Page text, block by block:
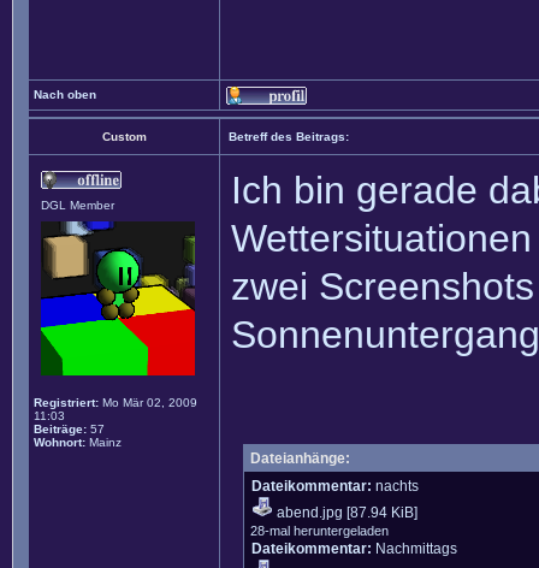
Nach oben
Custom Betreff des Beitrags:
DGL Member
Registriert: Mo Mär 02, 2009
11:03
Beiträge: 57
Wohnort: Mainz
Ich bin gerade
zwei
Dateianhänge:
Dateikommentar: nachts
abend.jpg [87.94 KiB]
28-mal heruntergeladen
Dateikommentar: Nachmittags